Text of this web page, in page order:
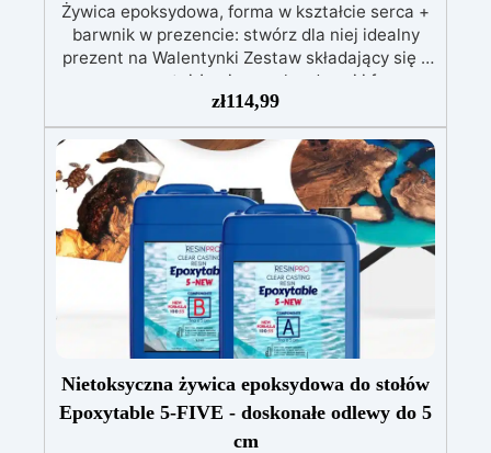
Żywica epoksydowa, forma w kształcie serca +
barwnik w prezencie: stwórz dla niej idealny
prezent na Walentynki Zestaw składający się z
przezroczystej żywicy epoksydowej i formy
silikonowej w kształcie serca (+czerwony
barwnik w prezencie!). Idealny do tworzenia
spersonalizowanych przedmiotów
dekoracyjnych, podstawek lub wyjątkowych
prezentów. Żywica epoksydowa po
stwardnieniu staje się twarda i błyszcząca,
idealna do uchwycenia dowolnego rodzaju
pamiątki wewnątrz formy serca. Oryginalnym i
czułym pomysłem na prezent na Walentynki
może być zestaw ręcznie robionych podkładek z
naszej formy w kształcie serca i żywicy
epoksydowej. Możesz spersonalizować
podkładki ulubionymi kolorami lub dodać
specjalne elementy, takie jak suszone kwiaty,
brokat, małe zdjęcia, a nawet krótką pisemną
zł114,99
Nietoksyczna żywica epoksydowa do stołów
Epoxytable 5-FIVE - doskonałe odlewy do 5
cm